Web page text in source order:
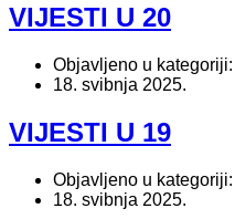
VIJESTI U 20
Objavljeno u kategoriji:
18. svibnja 2025.
VIJESTI U 19
Objavljeno u kategoriji:
18. svibnja 2025.